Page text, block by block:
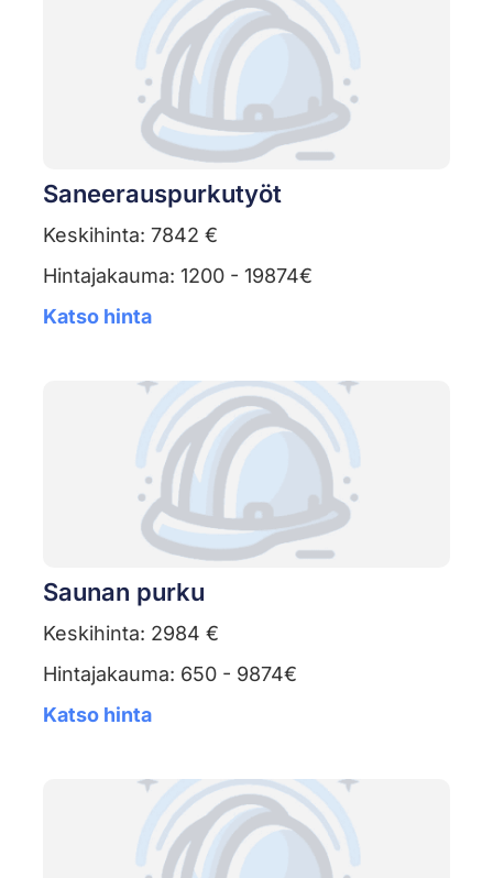
Saneerauspurkutyöt
Keskihinta: 7842 €
Hintajakauma: 1200 - 19874€
Katso hinta
Saunan purku
Keskihinta: 2984 €
Hintajakauma: 650 - 9874€
Katso hinta